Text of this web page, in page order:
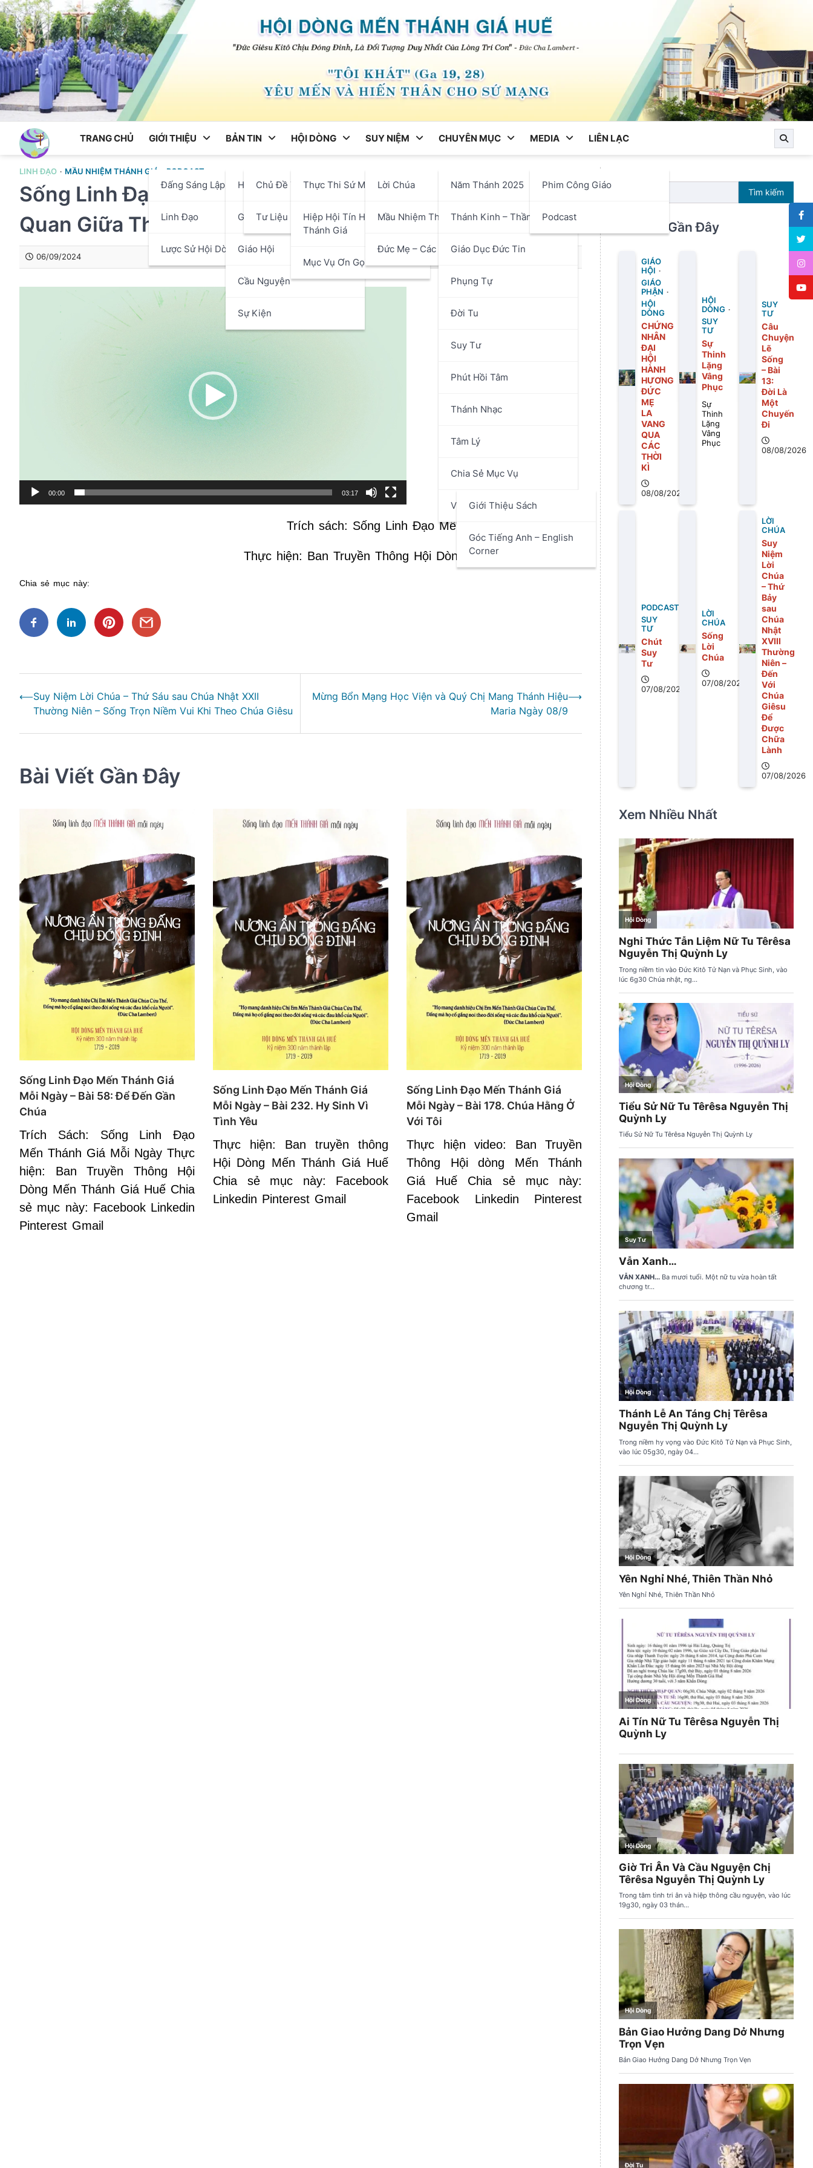
Skip
to
content
TRANG CHỦ GIỚI THIỆU
Đấng Sáng Lập
Linh Đạo
Lược Sử Hội Dòng
BẢN TIN
Hội Dòng
Chủ Đề Tháng
Tư Liệu
Giáo Phận
Giáo Hội
Cầu Nguyện
Sự Kiện
HỘI DÒNG
Thực Thi Sứ Mạng
Hiệp Hội Tín Hữu Mến
Thánh Giá
Mục Vụ Ơn Gọi
SUY NIỆM
Lời Chúa
Mầu Nhiệm Thánh Giá
Đức Mẹ – Các Thánh
CHUYÊN MỤC
Năm Thánh 2025
Thánh Kinh – Thần Học
Giáo Dục Đức Tin
Phụng Tự
Đời Tu
Suy Tư
Phút Hồi Tâm
Thánh Nhạc
Tâm Lý
Chia Sẻ Mục Vụ
Văn Hóa Nghệ Thuật
Giới Thiệu Sách
Góc Tiếng Anh – English
Corner
MEDIA
Phim Công Giáo
Podcast
LIÊN LẠC
LINH ĐẠO MẦU NHIỆM THÁNH GIÁ PODCAST
Sống Linh Đạo Mến Thánh Giá Mỗi Ngày – Bài 4: Tương
Quan Giữa Thiên Chúa Và Con Người
06/09/2024
00:00 03:17
Trích sách: Sống Linh Đạo Mến Thánh Giá Mỗi Ngày
Thực hiện: Ban Truyền Thông Hội Dòng Mến Thánh Giá Huế
Chia sẻ mục này:
hướng
viết
⟵Suy Niệm Lời Chúa – Thứ Sáu sau Chúa Nhật XXII
Thường Niên – Sống Trọn Niềm Vui Khi Theo Chúa Giêsu
Mừng Bổn Mạng Học Viện và Quý Chị Mang Thánh Hiệu
Maria Ngày 08/9
⟶
Bài Viết Gần Đây
Sống Linh Đạo Mến Thánh Giá
Mỗi Ngày – Bài 58: Để Đến Gần
Chúa
Trích Sách: Sống Linh Đạo
Mến Thánh Giá Mỗi Ngày Thực
hiện: Ban Truyền Thông Hội
Dòng Mến Thánh Giá Huế Chia
sẻ mục này: Facebook Linkedin
Pinterest Gmail
Sống Linh Đạo Mến Thánh Giá
Mỗi Ngày – Bài 232. Hy Sinh Vì
Tình Yêu
Thực hiện: Ban truyền thông
Hội Dòng Mến Thánh Giá Huế
Chia sẻ mục này: Facebook
Linkedin Pinterest Gmail
Sống Linh Đạo Mến Thánh Giá
Mỗi Ngày – Bài 178. Chúa Hằng Ở
Với Tôi
Thực hiện video: Ban Truyền
Thông Hội dòng Mến Thánh
Giá Huế Chia sẻ mục này:
Facebook Linkedin Pinterest
Gmail
Tìm kiếm
Bài Viết Gần Đây
GIÁO
HỘI
GIÁO
PHẬN
HỘI
DÒNG
CHỨNG
NHÂN
ĐẠI
HỘI
HÀNH
HƯƠNG
ĐỨC
MẸ
LA
VANG
QUA
CÁC
THỜI
KÌ
08/08/2026
HỘI
DÒNG
SUY
TƯ
Sự
Thinh
Lặng
Vâng
Phục
Sự
Thinh
Lặng
Vâng
Phục
SUY
TƯ
Câu
Chuyện
Lẽ
Sống
– Bài
13:
Ðời Là
Một
Chuyến
Ði
08/08/2026
PODCAST
SUY
TƯ
Chút
Suy
Tư
07/08/2026
LỜI
CHÚA
Sống
Lời
Chúa
07/08/2026
LỜI
CHÚA
Suy
Niệm
Lời
Chúa
– Thứ
Bảy
sau
Chúa
Nhật
XVIII
Thường
Niên –
Đến
Với
Chúa
Giêsu
Để
Được
Chữa
Lành
07/08/2026
Xem Nhiều Nhất